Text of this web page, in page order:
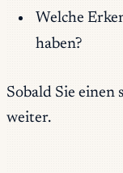
Welche
haben?
Sobald Sie einen
weiter.